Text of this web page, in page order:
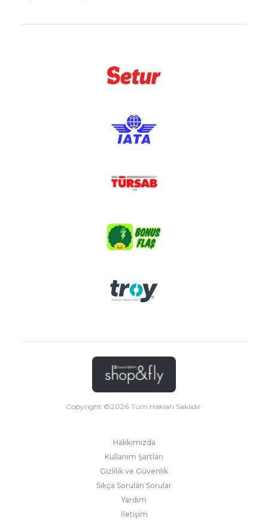
Copyright ©2026Tüm Hakları Saklıdır.
Hakkımızda
Kullanım Şartları
Gizlilik ve Güvenlik
Sıkça Sorulan Sorular
Yardım
İletişim